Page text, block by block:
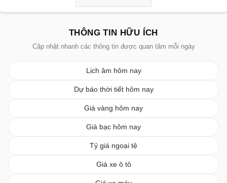
THÔNG TIN HỮU ÍCH
Cập nhật nhanh các thông tin được quan tâm mỗi ngày
Lịch âm hôm nay
Dự báo thời tiết hôm nay
Giá vàng hôm nay
Giá bạc hôm nay
Tỷ giá ngoại tệ
Giá xe ô tô